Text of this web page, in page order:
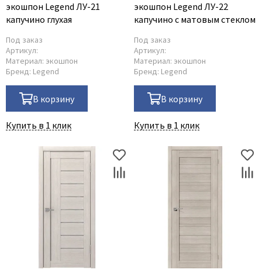
экошпон Legend ЛУ-21
капучино глухая
Под заказ
Артикул:
Материал: экошпон
Бренд: Legend
В корзину
Купить в 1 клик
экошпон Legend ЛУ-22
капучино с матовым стеклом
Под заказ
Артикул:
Материал: экошпон
Бренд: Legend
В корзину
Купить в 1 клик